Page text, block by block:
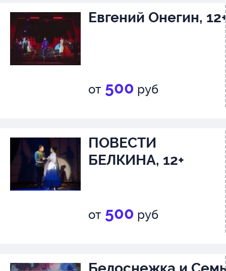
Евгений Онегин,
от 500 руб
ПОВЕСТИ
БЕЛКИНА, 12+
от 500 руб